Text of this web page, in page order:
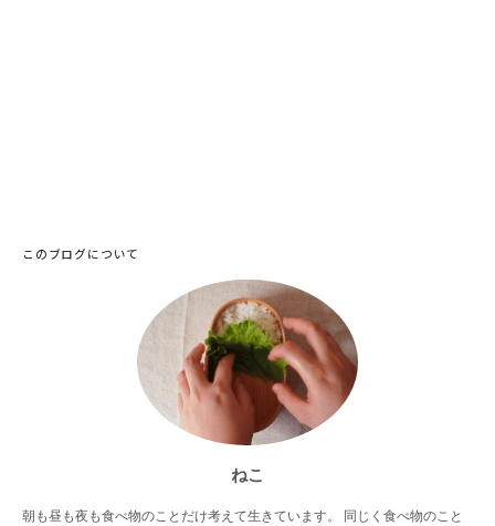
このブログについて
ねこ
朝も昼も夜も食べ物のことだけ考えて生きています。 同じく食べ物のこと